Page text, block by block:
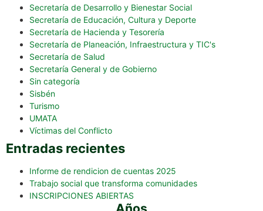
Secretaría de Desarrollo y Bienestar Social
Secretaría de Educación, Cultura y Deporte
Secretaría de Hacienda y Tesorería
Secretaría de Planeación, Infraestructura y TIC's
Secretaría de Salud
Secretaría General y de Gobierno
Sin categoría
Sisbén
Turismo
UMATA
Víctimas del Conflicto
Entradas recientes
Informe de rendicion de cuentas 2025
Trabajo social que transforma comunidades
INSCRIPCIONES ABIERTAS